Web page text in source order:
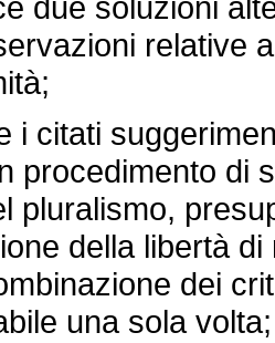
relative
citati
procedimento di
pluralismo,
della libertà
dei
una sola volta;